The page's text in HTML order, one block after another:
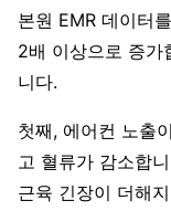
본원 EMR 데이터
2배 이상으로 증가
니다.
첫째, 에어컨 노출
고 혈류가 감소합
근육 긴장이 더해